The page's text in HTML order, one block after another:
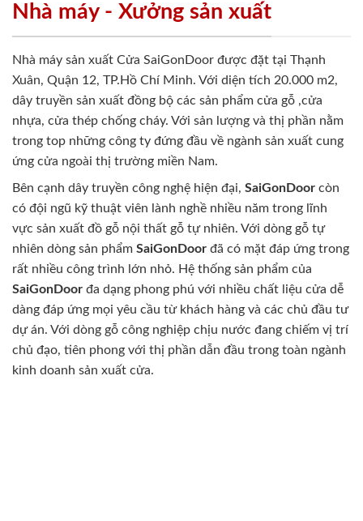
Nhà máy - Xưởng sản xuất
Nhà máy sản xuất Cửa SaiGonDoor được đặt tại Thạnh
Xuân, Quận 12, TP.Hồ Chí Minh. Với diện tích 20.000 m2,
dây truyền sản xuất đồng bộ các sản phẩm cửa gỗ ,cửa
nhựa, cửa thép chống cháy. Với sản lượng và thị phần nằm
trong top những công ty đứng đầu về ngành sản xuất cung
ứng cửa ngoài thị trường miền Nam.
Bên cạnh dây truyền công nghệ hiện đại, SaiGonDoor còn
có đội ngũ kỹ thuật viên lành nghề nhiều năm trong lĩnh
vực sản xuất đồ gỗ nội thất gỗ tự nhiên. Với dòng gỗ tự
nhiên dòng sản phẩm SaiGonDoor đã có mặt đáp ứng trong
rất nhiều công trình lớn nhỏ. Hệ thống sản phẩm của
SaiGonDoor đa dạng phong phú với nhiều chất liệu cửa dễ
dàng đáp ứng mọi yêu cầu từ khách hàng và các chủ đầu tư
dự án. Với dòng gỗ công nghiệp chịu nước đang chiếm vị trí
chủ đạo, tiên phong với thị phần dẫn đầu trong toàn ngành
kinh doanh sản xuất cửa.